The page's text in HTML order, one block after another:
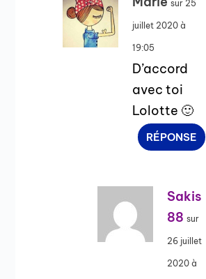
sur 25
juillet 2020 à
19:05
D’accord
avec toi
Lolotte 🙂
RÉPONSE
Sakis
88 sur
26 juillet
2020 à